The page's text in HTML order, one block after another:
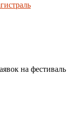
на фестиваль